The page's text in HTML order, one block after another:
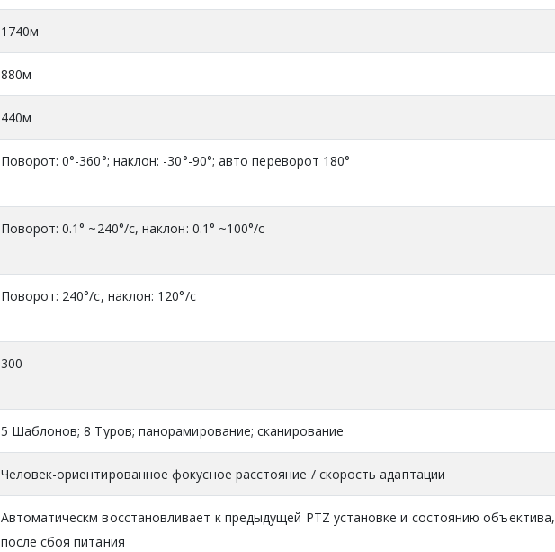
1740м
880м
440м
Поворот: 0°-360°; наклон: -30°-90°; авто переворот 180°
Поворот: 0.1° ~240°/c, наклон: 0.1° ~100°/c
Поворот: 240°/c, наклон: 120°/c
300
5 Шаблонов; 8 Туров; панорамирование; сканирование
Человек-ориентированное фокусное расстояние / скорость адаптации
Автоматическм восстановливает к предыдущей PTZ установке и состоянию объектива,
после сбоя питания